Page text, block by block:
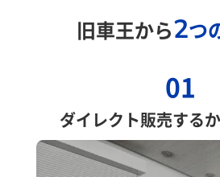
旧車王から2つ
01
ダイレクト販売する